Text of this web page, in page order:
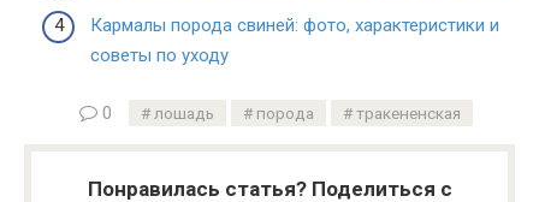
Кармалы порода свиней: фото, характеристики и
советы по уходу
0 лошадь порода тракененская
Понравилась статья? Поделиться с